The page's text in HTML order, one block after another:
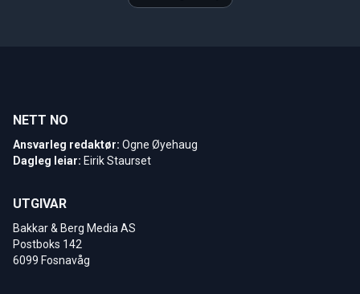
NETT NO
Ansvarleg redaktør: Ogne Øyehaug
Dagleg leiar: Eirik Staurset
UTGIVAR
Bakkar & Berg Media AS
Postboks 142
6099 Fosnavåg